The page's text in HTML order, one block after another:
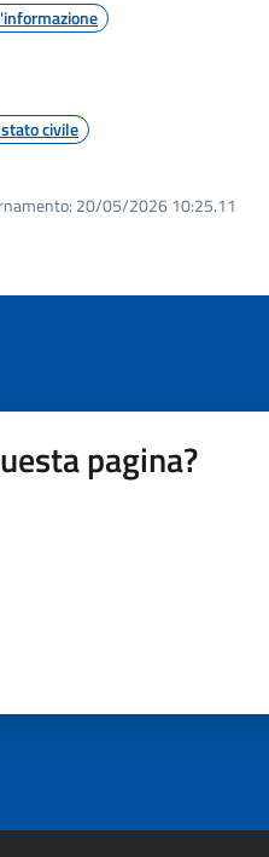
civile
20/05/2026 10:25.11
pagina?